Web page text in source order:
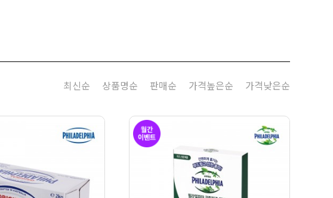
7 팥
크림치즈
1 그래놀라
최신순 상품명순 판매순 가격높은순 가격낮은순